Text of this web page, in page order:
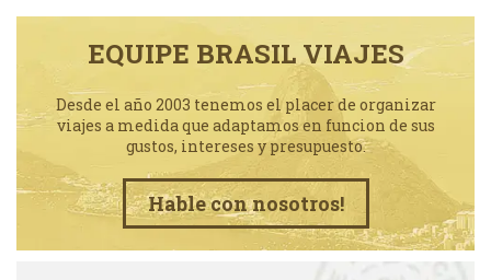
EQUIPE BRASIL VIAJES
Desde el año 2003 tenemos el placer de organizar
viajes a medida que adaptamos en funcion de sus
gustos, intereses y presupuesto.
Hable con nosotros!